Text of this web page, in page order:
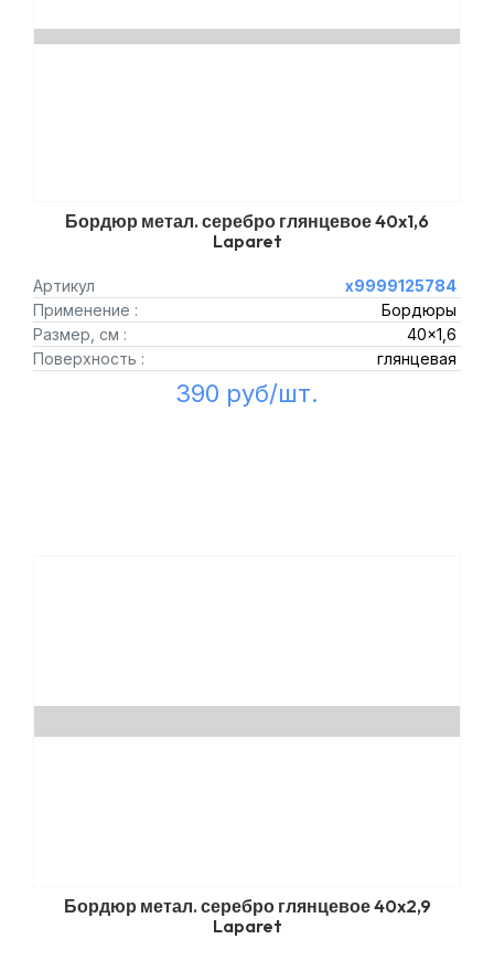
Бордюр метал. серебро глянцевое 40x1,6
Laparet
Артикул
х9999125784
Применение :
Бордюры
Размер, см :
40x1,6
Поверхность :
глянцевая
390 руб/шт.
Бордюр метал. серебро глянцевое 40x2,9
Laparet